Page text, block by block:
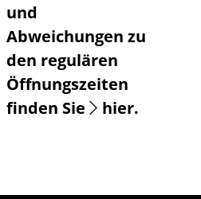
und
Abweichungen zu
den regulären
Öffnungszeiten
finden Sie
hier.